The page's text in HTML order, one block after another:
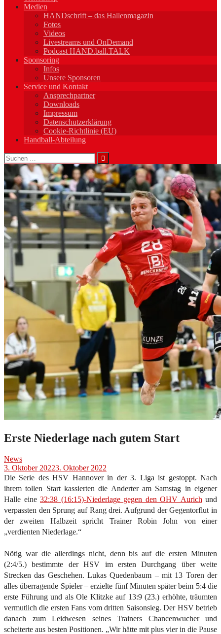
Medien
HANDschrift – das Hallenmagazin
Fotos
Videos
Livestreams und OnDemand
Podcast HAND.ball.TALK
Sponsoring
Infos
Unsere Sponsoren
Service und Kontakt
Ansprechpartner
Downloads
Impressum
Datenschutzerklärung
Cookie-Richtlinie (EU)
Handball-Abteilung
Suchen
nach:
Erste Niederlage nach gutem Start
News
3. Oktober 20223. Oktober 2022
Die Serie des HSV Hannover in der 3. Liga ist gestoppt. Nach
ihrem tollen Start kassierten die Anderter am Samstag in eigener
Halle eine 32:38 (16:15)-Niederlage gegen den OHV Aurich und
verpassten den Sprung auf Rang drei. Aufgrund der Gegentorflut in
der zweiten Halbzeit spricht Trainer Robin John von einer
„verdienten Niederlage.“
Nötig war die allerdings nicht, denn bis auf die ersten Minuten
(2:4/5.) bestimmte der HSV im ersten Durchgang über weite
Strecken das Geschehen. Lukas Quedenbaum – mit 13 Toren der
alles überragende Spieler – erzielte fünf Minuten später beim 5:4 die
erste Führung und als Ole Klitzke auf 13:9 (23.) erhöhte, träumten
vermutlich die ersten Fans vom dritten Saisonsieg. Der HSV betrieb
danach zum Leidwesen seines Trainers Chancenwucher und
scheiterte aus besten Positionen. „Wir hätte mit plus vier in die Pause